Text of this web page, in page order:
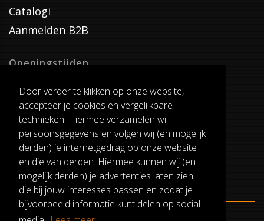
Door verder te klikken op onze website,
accepteer je cookies en vergelijkbare
technieken. Hiermee verzamelen wij
persoonsgegevens en volgen wij (en mogelijk
derden) je internetgedrag op onze website
en die van derden. Hiermee kunnen wij (en
mogelijk derden) je advertenties laten zien
die bij jouw interesses passen en zodat je
bijvoorbeeld informatie kunt delen op social
Catalogi
Aanmelden B2B
Openingstijden
Dinsdag T/M Zaterdag
van 8:00-17:00
Verzenddagen
Dinsdag T/M Vrijdag
Pauze
12:30-13:00